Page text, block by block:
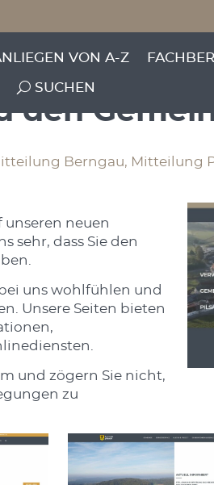
VON A-Z
SUCHEN
den
Berngau, Mitteilung
neuen
sehr, dass Sie den
uns wohlfühlen und
Unsere Seiten bieten
und zögern Sie nicht,
zu